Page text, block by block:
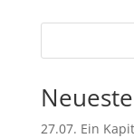
27.07. Ein